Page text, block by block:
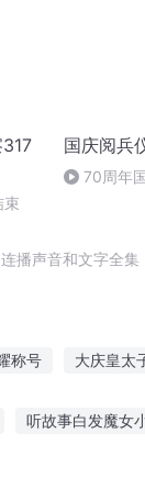
束
国庆阅兵
70周年
声音和文字全集
称号 大庆皇太
听故事白发魔女